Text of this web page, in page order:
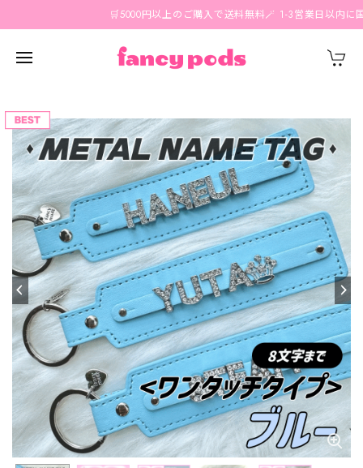
🛒5000円以上のご購入で送料無料🪄 1-3営業日以内に国